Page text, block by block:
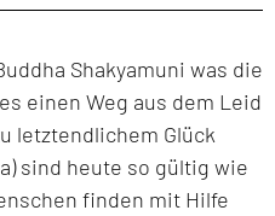
Shakyamuni was die
einen Weg aus dem Leid
letztendlichem Glück
sind heute so gültig wie
finden mit Hilfe